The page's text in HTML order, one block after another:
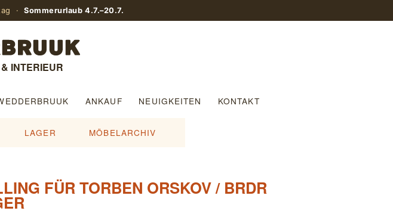
·Sommerurlaub 4.7.–20.7.
INTERIEUR
ANKAUF NEUIGKEITEN KONTAKT
LAGER MÖBELARCHIV
FÜR TORBEN ORSKOV / BRDR